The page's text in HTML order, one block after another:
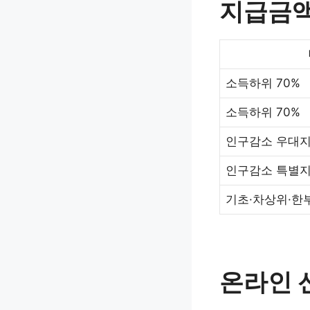
지급금
소득하위 70%
소득하위 70%
인구감소 우대
인구감소 특별
기초·차상위·한
온라인